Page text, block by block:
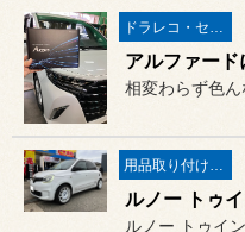
ドラレコ・セキュリティ
ルノー トゥ